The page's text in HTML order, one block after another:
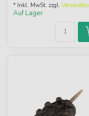
* Inkl. MwSt. zzgl.
Auf Lager